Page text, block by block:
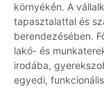
környékén. A
tapasztalattal és
berendezésében.
lakó- és
irodába,
egyedi,